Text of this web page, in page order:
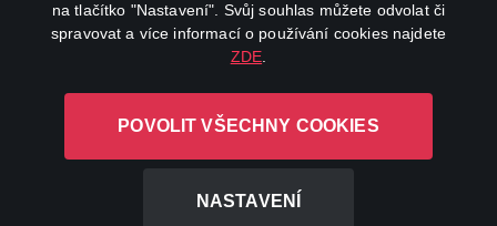
na tlačítko "Nastavení". Svůj souhlas můžete odvolat či
spravovat a více informací o používání cookies najdete
ZDE
POVOLIT VŠECHNY COOKIES
NASTAVENÍ
L-1246 Luxembourg R.C.S.